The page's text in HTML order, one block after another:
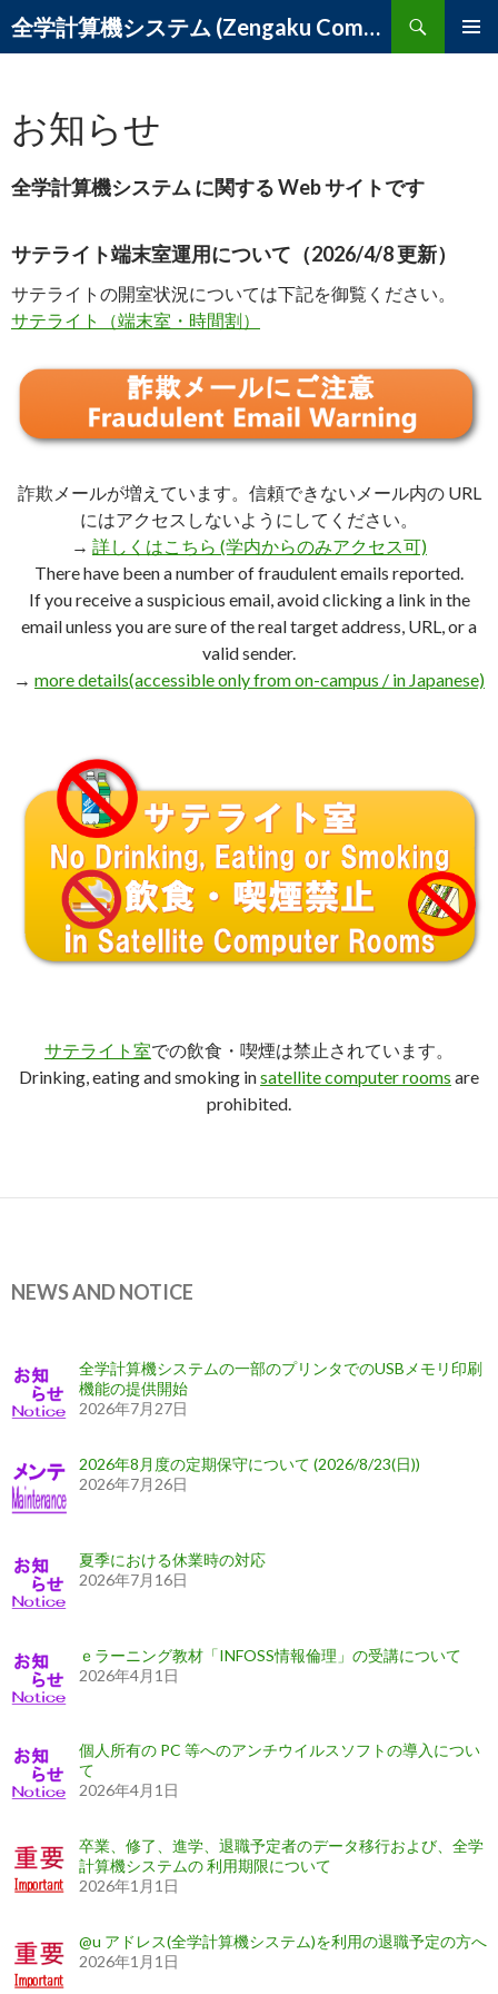
全学計算機システム (Zengaku Computer System) – 筑波大学 学術情報メディアセンター
検
索
ン
ツ
ス
プ
お知らせ
全学計算機システム に関する Web サイトです
サテライト端末室運用について（2026/4/8 更新）
サテライトの開室状況については下記を御覧ください。
サテライト（端末室・時間割）
詐欺メールが増えています。信頼できないメール内の URL
にはアクセスしないようにしてください。
→ 詳しくはこちら (学内からのみアクセス可)
There have been a number of fraudulent emails reported.
If you receive a suspicious email, avoid clicking a link in the
email unless you are sure of the real target address, URL, or a
valid sender.
→ more details(accessible only from on-campus / in Japanese)
サテライト室での飲食・喫煙は禁止されています。
Drinking, eating and smoking insatellite computer rooms are
prohibited.
NEWS AND NOTICE
全学計算機システムの一部のプリンタでのUSBメモリ印刷
機能の提供開始
2026年7月27日
2026年8月度の定期保守について (2026/8/23(日))
2026年7月26日
夏季における休業時の対応
2026年7月16日
ｅラーニング教材「INFOSS情報倫理」の受講について
2026年4月1日
個人所有の PC 等へのアンチウイルスソフトの導入につい
て
2026年4月1日
卒業、修了、進学、退職予定者のデータ移行および、全学
計算機システムの 利用期限について
2026年1月1日
@u アドレス(全学計算機システム)を利用の退職予定の方へ
2026年1月1日